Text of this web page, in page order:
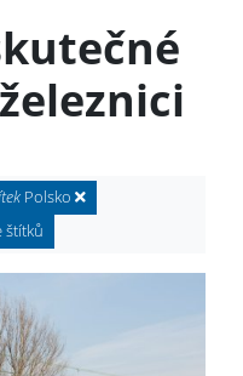
Polsko
štítků